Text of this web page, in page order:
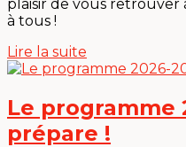
plaisir de vous retrouver
à tous !
Lire la suite
Le programme
prépare !